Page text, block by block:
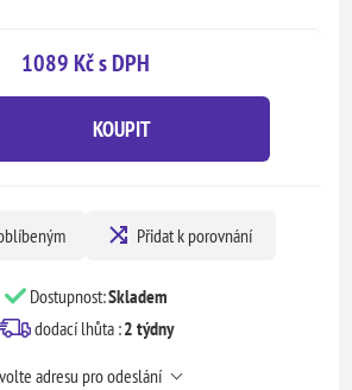
1089 Kč s DPH
KOUPIT
Přidat k porovnání
Dostupnost:Skladem
dodací lhůta :2 týdny
adresu pro odeslání